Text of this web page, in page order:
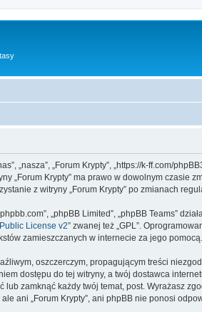
„nasza”, „Forum Krypty”, „https://k-ff.com/
„Forum Krypty” ma prawo w dowolnym
z witryny „Forum Krypty” po zmianach
„phpBB Limited”, „phpBB
License v2” zwanej też „GPL”.
zamieszczanych w internecie za jego
oszczerczym, propagującym treści
dostępu do tej witryny, a twój dostawca
lub zamknąć każdy twój temat, post. Wyrażasz
ani „Forum Krypty”, ani phpBB nie ponosi